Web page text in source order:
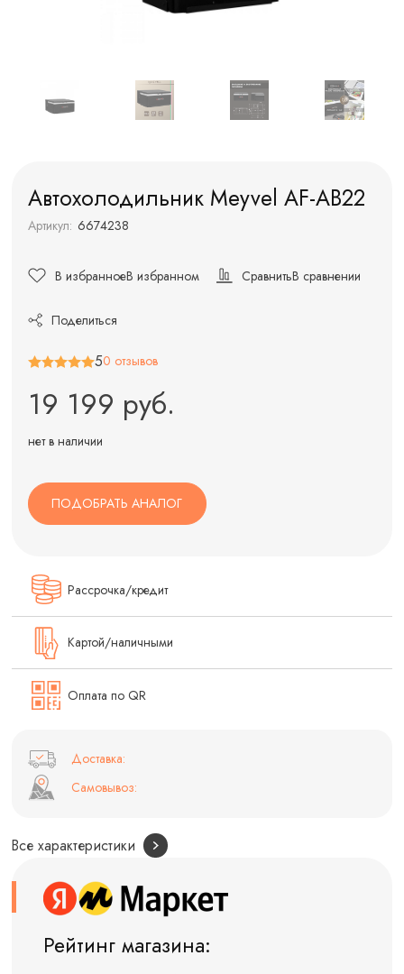
Автохолодильник Meyvel AF-AB22
Артикул: 6674238
В избранноеВ избранном СравнитьВ сравнении
Поделиться
50 отзывов
19 199 руб.
нет в наличии
ПОДОБРАТЬ АНАЛОГ
Рассрочка/кредит
Картой/наличными
Оплата по QR
Доставка:
Самовывоз:
Все характеристики
Рейтинг магазина: